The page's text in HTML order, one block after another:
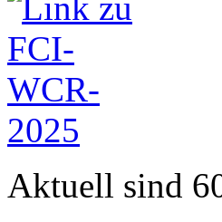
Aktuell sind